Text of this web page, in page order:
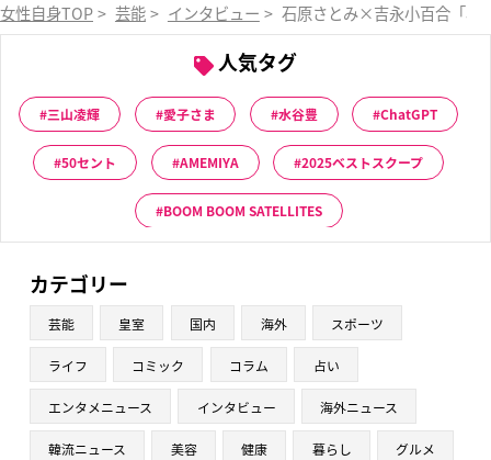
女性自身TOP > 芸能 > インタビュー > 石原さとみ×吉永小百合「小
人気タグ
三山凌輝 愛子さま 水谷豊 ChatGPT
50セント AMEMIYA 2025ベストスクープ
BOOM BOOM SATELLITES
カテゴリー
芸能 皇室 国内 海外 スポーツ
ライフ コミック コラム 占い
エンタメニュース インタビュー 海外ニュース
韓流ニュース 美容 健康 暮らし グルメ